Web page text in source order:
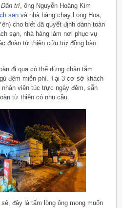
trí, ông Nguyễn Hoàng Kim
sạn và nhà hàng chay Long Hoa,
cho biết đã quyết định dành toàn
sạn, nhà hàng làm nơi phục vụ
đoàn từ thiện cứu trợ đồng bào
đi qua có thể dừng chân tắm
đêm miễn phí. Tại 3 cơ sở khách
nhân viên túc trực ngày đêm, sẵn
từ thiện có nhu cầu.
đây là tấm lòng ông mong muốn